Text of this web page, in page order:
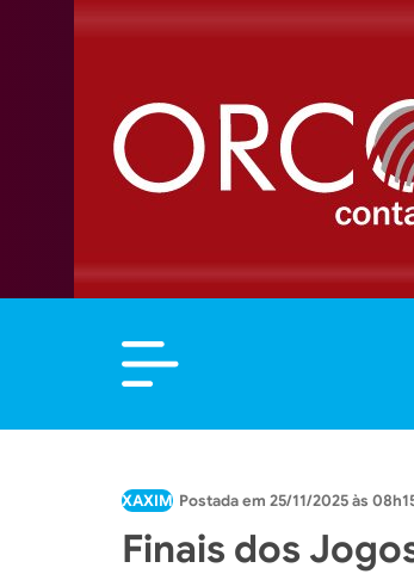
XAXIM 25/11/2025 às
Finais dos